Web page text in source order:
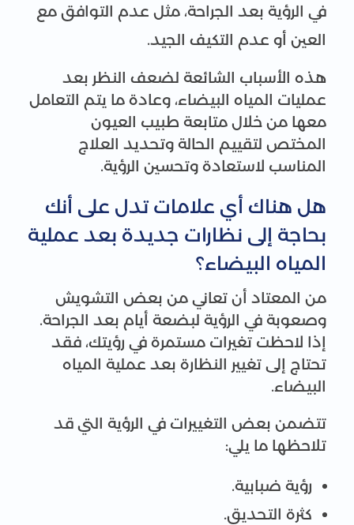
في الرؤية بعد الجراحة، مثل عدم التوافق مع
العين أو عدم التكيف الجيد.
هذه الأسباب الشائعة لضعف النظر بعد
عمليات المياه البيضاء، وعادة ما يتم التعامل
معها من خلال متابعة طبيب العيون
المختص لتقييم الحالة وتحديد العلاج
المناسب لاستعادة وتحسين الرؤية.
هل هناك أي علامات تدل على أنك
بحاجة إلى نظارات جديدة بعد عملية
المياه البيضاء؟
من المعتاد أن تعاني من بعض التشويش
وصعوبة في الرؤية لبضعة أيام بعد الجراحة.
إذا لاحظت تغيرات مستمرة في رؤيتك، فقد
تحتاج إلى تغيير النظارة بعد عملية المياه
البيضاء.
تتضمن بعض التغييرات في الرؤية التي قد
تلاحظها ما يلي:
رؤية ضبابية.
كثرة التحديق.